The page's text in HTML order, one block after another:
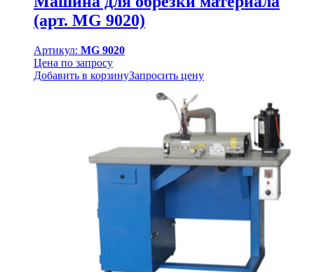
(арт. MG 9020)
Артикул: MG 9020
Цена по запросу
Добавить в корзинуЗапросить цену